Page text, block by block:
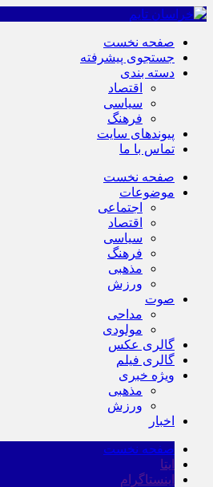
صفحه نخست
جستجوی پیشرفته
دسته بندی
اقتصاد
سیاسی
فرهنگ
پیوندهای سایت
تماس با ما
صفحه نخست
موضوعات
اجتماعی
اقتصاد
سیاسی
فرهنگ
مذهبی
ورزش
صوت
مداحی
مولودی
گالری عکس
گالری فیلم
ویژه خبری
مذهبی
ورزش
اخبار
صفحه نخست
ایتا
اینستاگرام